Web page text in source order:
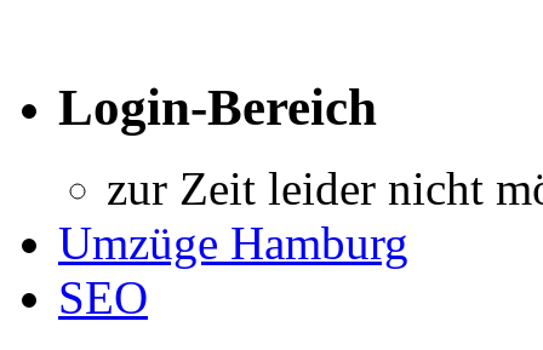
Login-Bereich
zur Zeit leider nicht
Umzüge Hamburg
SEO